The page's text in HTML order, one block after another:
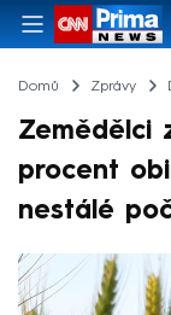
Domů Zprávy
Zemědělci
procent
nestálé